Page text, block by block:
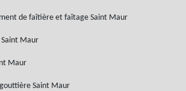
de faîtière et faîtage Saint Maur
Maur
Maur
Saint Maur